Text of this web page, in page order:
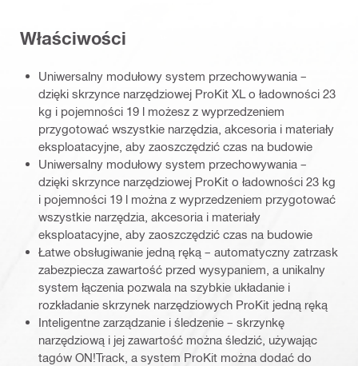
Właściwości
Uniwersalny modułowy system przechowywania –
dzięki skrzynce narzędziowej ProKit XL o ładowności 23
kg i pojemności 19 l możesz z wyprzedzeniem
przygotować wszystkie narzędzia, akcesoria i materiały
eksploatacyjne, aby zaoszczędzić czas na budowie
Uniwersalny modułowy system przechowywania –
dzięki skrzynce narzędziowej ProKit o ładowności 23 kg
i pojemności 19 l można z wyprzedzeniem przygotować
wszystkie narzędzia, akcesoria i materiały
eksploatacyjne, aby zaoszczędzić czas na budowie
Łatwe obsługiwanie jedną ręką – automatyczny zatrzask
zabezpiecza zawartość przed wysypaniem, a unikalny
system łączenia pozwala na szybkie układanie i
rozkładanie skrzynek narzędziowych ProKit jedną ręką
Inteligentne zarządzanie i śledzenie – skrzynkę
narzędziową i jej zawartość można śledzić, używając
tagów ON!Track, a system ProKit można dodać do